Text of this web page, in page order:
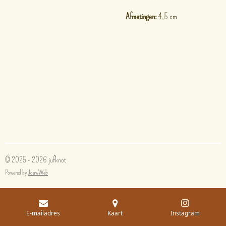
Afmetingen:4,5 cm
© 2025 - 2026 jufknot
Powered byJouwWeb
E-mailadres Kaart Instagram